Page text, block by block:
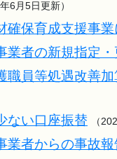
6月5日更新）
確保育成支援事業
業者の新規指定
職員等処遇改善
ない口座振替 （
業者からの事故